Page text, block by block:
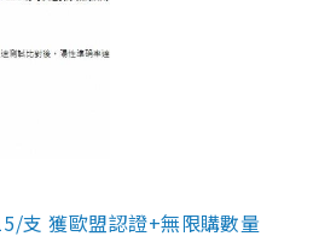
支 獲歐盟認證+無限購數量